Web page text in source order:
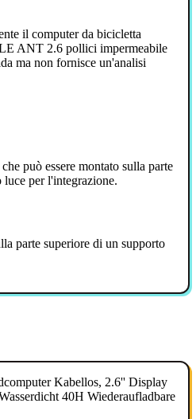
il computer da bicicletta
ANT 2.6 pollici impermeabile
ma non fornisce un'analisi
può essere montato sulla parte
per l'integrazione.
parte superiore di un supporto
Kabellos, 2.6'' Display
40H Wiederaufladbare